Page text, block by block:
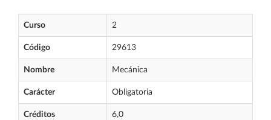
Curso 2
Código 29613
Nombre Mecánica
Carácter Obligatoria
Créditos 6,0